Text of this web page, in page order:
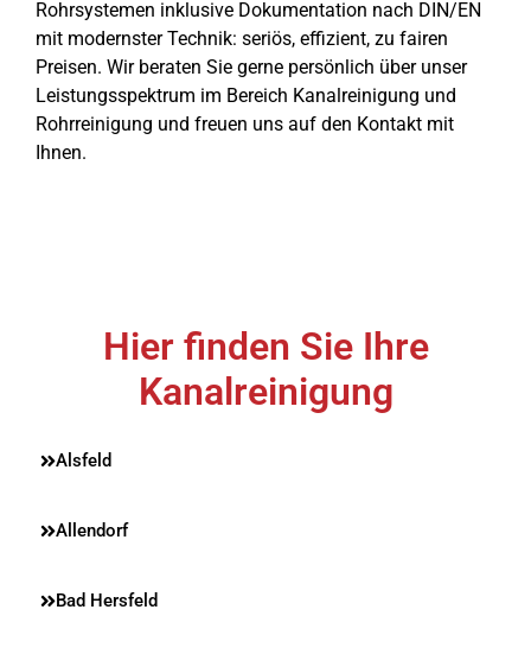
Rohrsystemen inklusive Dokumentation nach DIN/EN
mit modernster Technik: seriös, effizient, zu fairen
Preisen. Wir beraten Sie gerne persönlich über unser
Leistungsspektrum im Bereich Kanalreinigung und
Rohrreinigung und freuen uns auf den Kontakt mit
Ihnen.
Hier finden Sie Ihre
Kanalreinigung
Alsfeld
Allendorf
Bad Hersfeld